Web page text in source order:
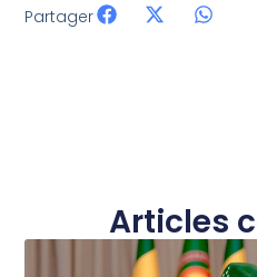
Partager
Articles